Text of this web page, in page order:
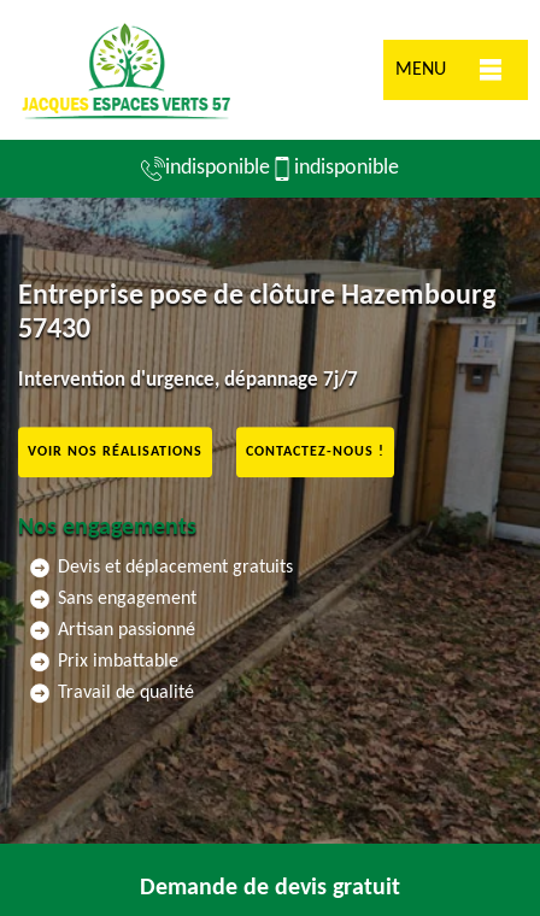
MENU
indisponible indisponible
Entreprise pose de clôture Hazembourg
57430
Intervention d'urgence, dépannage 7j/7
VOIR NOS RÉALISATIONS CONTACTEZ-NOUS !
Nos engagements
Devis et déplacement gratuits
Sans engagement
Artisan passionné
Prix imbattable
Travail de qualité
Demande de devis gratuit